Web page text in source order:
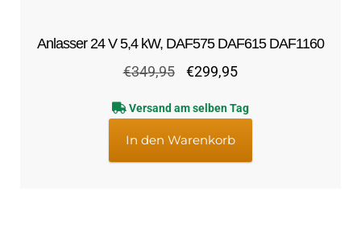
Anlasser 24 V 5,4 kW, DAF575 DAF615 DAF1160
€349,95
Ursprünglicher
war:
€349,95
€299,95Aktueller
ist:
Versand am selben Tag
In den Warenkorb